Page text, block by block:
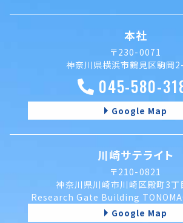
本社
〒230-0071
神奈川県横浜市鶴見区駒岡
045-580-
Google Map
川崎サテライト
〒210-0821
神奈川県川崎市川崎区殿町3
Research Gate Building
Google Map